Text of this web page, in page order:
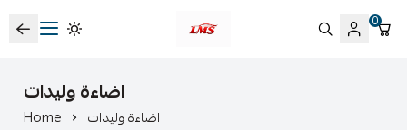
متجر لمسات الشرقية لزينة سيارات LMS
0
اضاءة وليدات
Home اضاءة وليدات